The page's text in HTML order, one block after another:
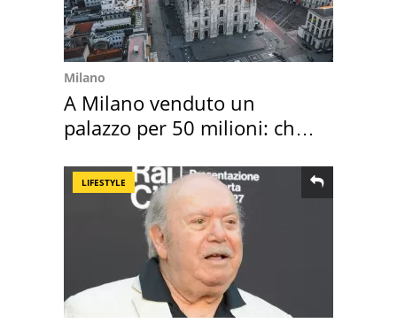
Milano
A Milano venduto un
palazzo per 50 milioni: chi
LIFESTYLE